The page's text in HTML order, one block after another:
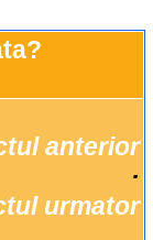
anterior
urmator